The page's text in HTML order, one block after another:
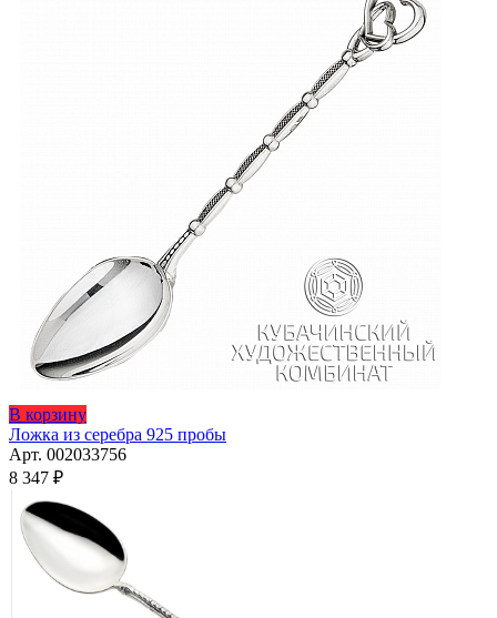
В корзинуЭтот
товар
имеет
Опции
можно
выбрать
на
странице
Ложка из серебра 925 пробы
Арт. 002033756
8 347 ₽